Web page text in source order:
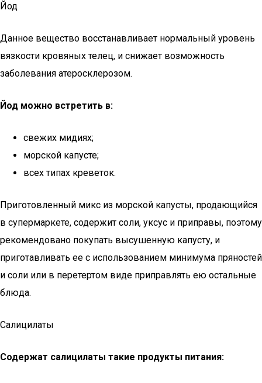
Йод
Данное вещество восстанавливает нормальный уровень
вязкости кровяных телец, и снижает возможность
заболевания атеросклерозом.
Йод можно встретить в:
свежих мидиях;
морской капусте;
всех типах креветок.
Приготовленный микс из морской капусты, продающийся
в супермаркете, содержит соли, уксус и приправы, поэтому
рекомендовано покупать высушенную капусту, и
приготавливать ее с использованием минимума пряностей
и соли или в перетертом виде приправлять ею остальные
блюда.
Салицилаты
Содержат салицилаты такие продукты питания: